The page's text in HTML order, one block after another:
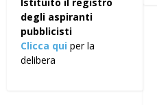
degli aspiranti
pubblicisti
Clicca qui per la
delibera